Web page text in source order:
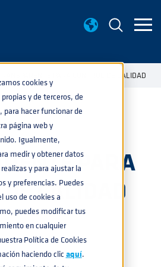
cookies y
y de terceros, de
para hacer funcionar de
página web y
Igualmente,
medir y obtener datos
y para ajustar la
y preferencias. Puedes
uso de cookies a
puedes modificar tus
en cualquier
Política de Cookies
haciendo clic aquí.
PARA CONTROL DE CALIDAD
PARA
DE CALIDAD
23-ENE-2020 17:06:00